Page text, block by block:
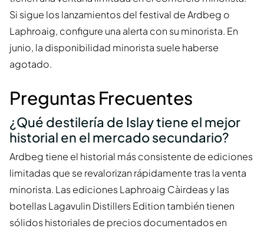
Si sigue los lanzamientos del festival de Ardbeg o
Laphroaig, configure una alerta con su minorista. En
junio, la disponibilidad minorista suele haberse
agotado.
Preguntas Frecuentes
¿Qué destilería de Islay tiene el mejor
historial en el mercado secundario?
Ardbeg tiene el historial más consistente de ediciones
limitadas que se revalorizan rápidamente tras la venta
minorista. Las ediciones Laphroaig Càirdeas y las
botellas Lagavulin Distillers Edition también tienen
sólidos historiales de precios documentados en